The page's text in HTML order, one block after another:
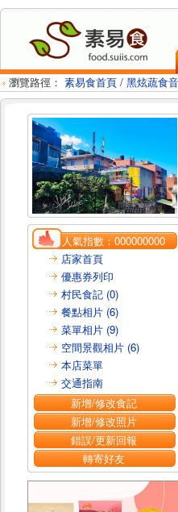
瀏覽路徑： 素易食首頁 / 黑炫蔬食
人氣指數：000000000
店家首頁
優惠券列印
村民食記 (0)
餐點相片 (6)
菜單相片 (9)
空間景觀相片 (6)
本店菜單
交通指南
新增/修改食記
新增/修改照片
錯誤/更新回報
轉寄好友